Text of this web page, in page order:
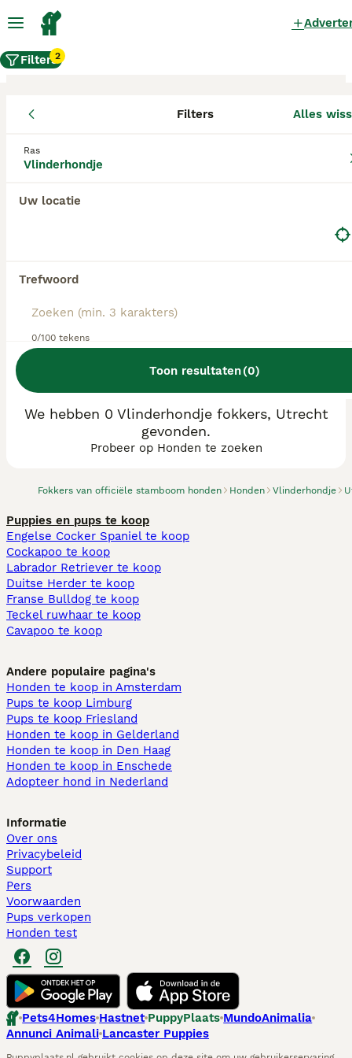
Filters2
Filters Alles
Ras
Vlinderhondje
Uw locatie
Trefwoord
0/100 tekens
Toon resultaten(0)
Fokkers van officiële stamboom honden Honden Vlinderhondje
Vlinderhondje Fokkers in deze lijst hebben een
Beheer bij ons aangeleverd, en fokken pups met
We hebben 0 Vlinderhondje fokkers, Utrecht
gevonden.
Probeer op Honden te zoeken
Puppies en pups te koop
Engelse Cocker Spaniel te koop
Cockapoo te koop
Labrador Retriever te koop
Duitse Herder te koop
Franse Bulldog te koop
Teckel ruwhaar te koop
Cavapoo te koop
Andere populaire pagina's
Honden te koop in Amsterdam
Pups te koop Limburg​
Pups te koop Friesland​
Honden te koop in Gelderland
Honden te koop in Den Haag
Honden te koop in Enschede
Adopteer hond in Nederland
Informatie
Over ons
Privacybeleid
Support
Pers
Voorwaarden
Pups verkopen
Honden test
Pets4Homes Hastnet PuppyPlaats MundoAnimalia
Annunci Animali Lancaster Puppies